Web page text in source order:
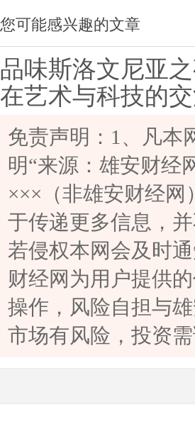
您可能感兴趣的文章
品味斯洛文尼亚
心
在艺术与科技的
免责声明：1、凡本
明“来源：雄安财经
×××（非雄安财经网
于传递更多信息，
若侵权本网会及时
财经网为用户提供
操作，风险自担与
市场有风险，投资需